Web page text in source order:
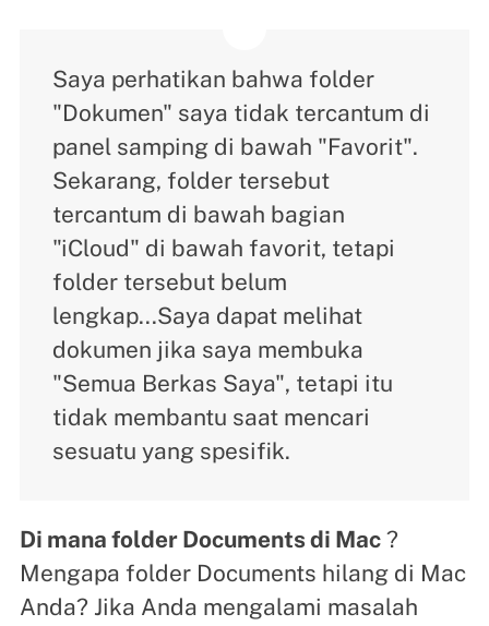
Saya perhatikan bahwa folder
"Dokumen" saya tidak tercantum di
panel samping di bawah "Favorit".
Sekarang, folder tersebut
tercantum di bawah bagian
"iCloud" di bawah favorit, tetapi
folder tersebut belum
lengkap...Saya dapat melihat
dokumen jika saya membuka
"Semua Berkas Saya", tetapi itu
tidak membantu saat mencari
sesuatu yang spesifik.
Di mana folder Documents di Mac?
Mengapa folder Documents hilang di Mac
Anda? Jika Anda mengalami masalah